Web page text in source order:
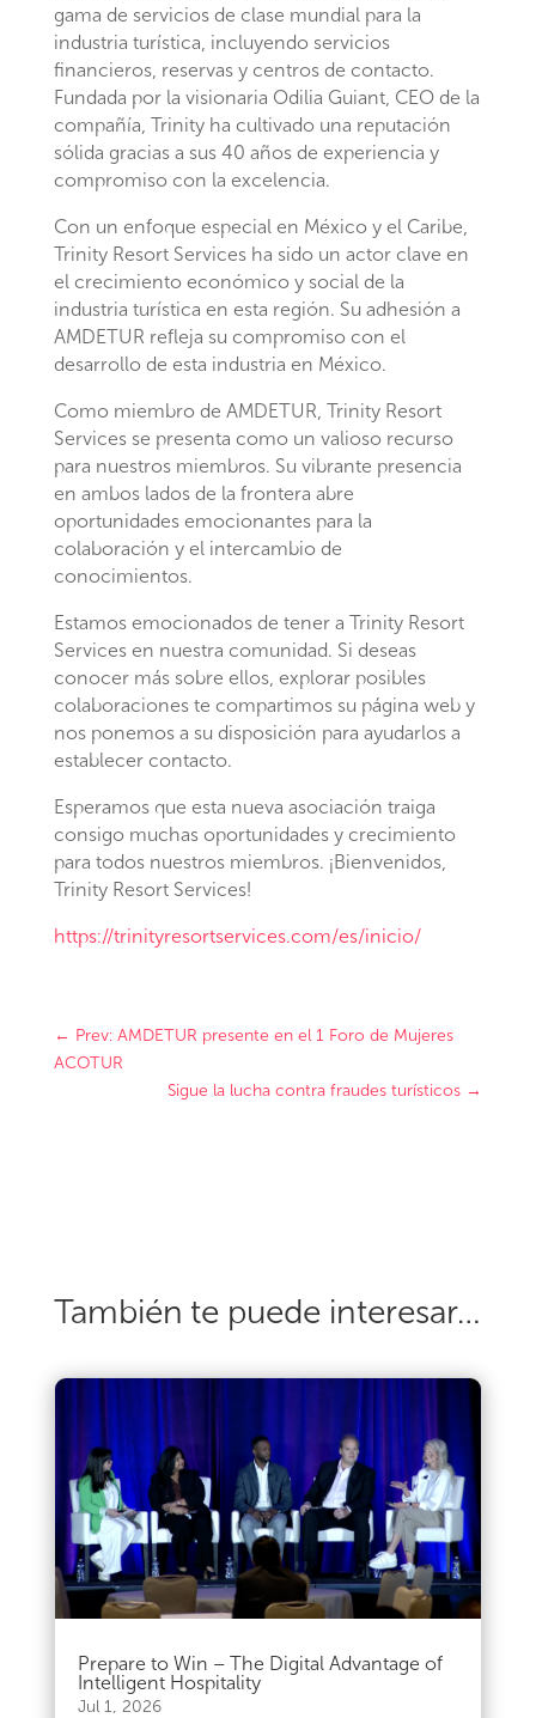
gama de servicios de clase mundial para la
industria turística, incluyendo servicios
financieros, reservas y centros de contacto.
Fundada por la visionaria Odilia Guiant, CEO de la
compañía, Trinity ha cultivado una reputación
sólida gracias a sus 40 años de experiencia y
compromiso con la excelencia.
Con un enfoque especial en México y el Caribe,
Trinity Resort Services ha sido un actor clave en
el crecimiento económico y social de la
industria turística en esta región. Su adhesión a
AMDETUR refleja su compromiso con el
desarrollo de esta industria en México.
Como miembro de AMDETUR, Trinity Resort
Services se presenta como un valioso recurso
para nuestros miembros. Su vibrante presencia
en ambos lados de la frontera abre
oportunidades emocionantes para la
colaboración y el intercambio de
conocimientos.
Estamos emocionados de tener a Trinity Resort
Services en nuestra comunidad. Si deseas
conocer más sobre ellos, explorar posibles
colaboraciones te compartimos su página web y
nos ponemos a su disposición para ayudarlos a
establecer contacto.
Esperamos que esta nueva asociación traiga
consigo muchas oportunidades y crecimiento
para todos nuestros miembros. ¡Bienvenidos,
Trinity Resort Services!
https://trinityresortservices.com/es/inicio/
← Prev: AMDETUR presente en el 1 Foro de Mujeres
ACOTUR
Sigue la lucha contra fraudes turísticos →
También te puede interesar…
Prepare to Win – The Digital Advantage of
Intelligent Hospitality
Jul 1, 2026